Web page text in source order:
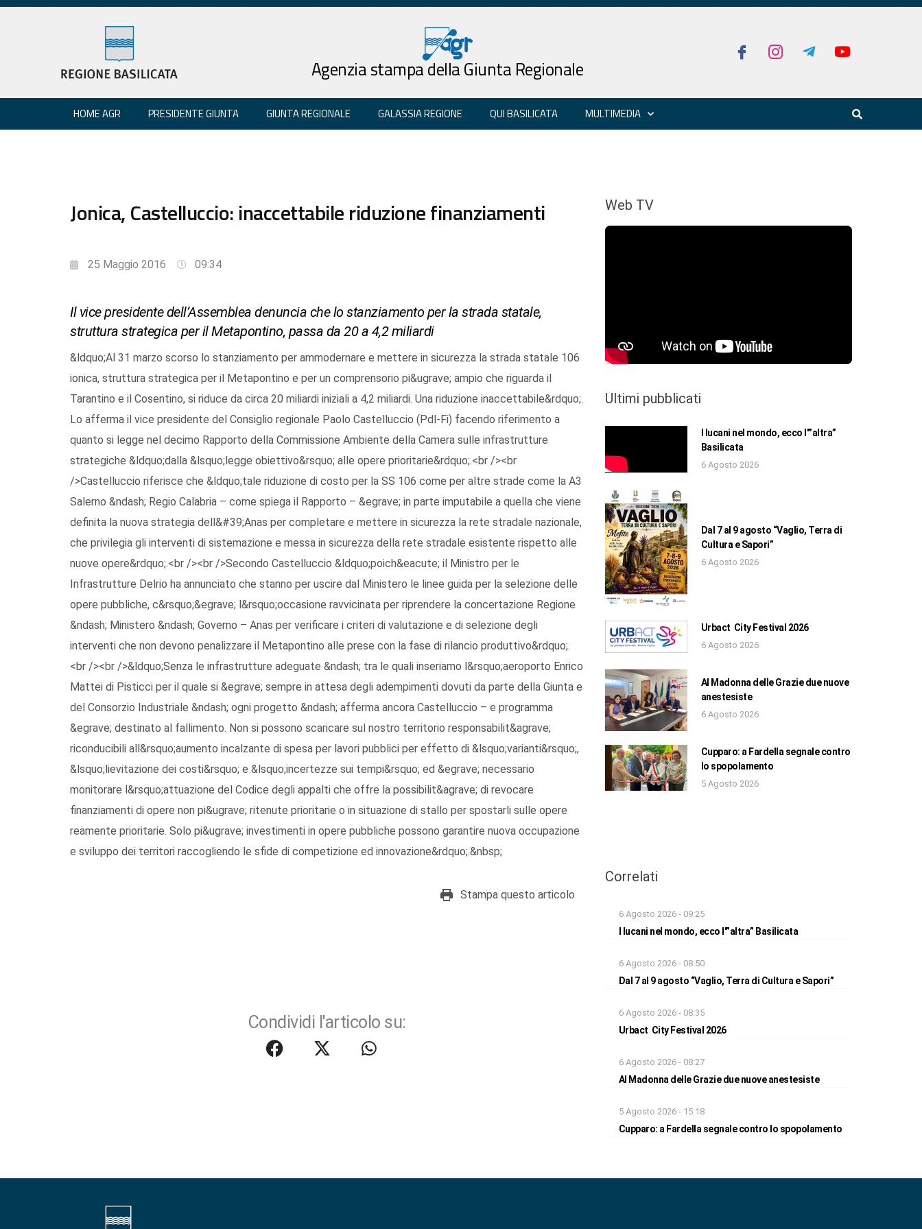
Agenzia stampa della Giunta Regionale
HOME AGR PRESIDENTE GIUNTA GIUNTA REGIONALE GALASSIA REGIONE QUI BASILICATA MULTIMEDIA
Jonica, Castelluccio: inaccettabile riduzione finanziamenti
25 Maggio 2016 09:34
Il vice presidente dell’Assemblea denuncia che lo stanziamento per la strada statale,
struttura strategica per il Metapontino, passa da 20 a 4,2 miliardi
&ldquo;Al 31 marzo scorso lo stanziamento per ammodernare e mettere in sicurezza la strada statale 106
ionica, struttura strategica per il Metapontino e per un comprensorio pi&ugrave; ampio che riguarda il
Tarantino e il Cosentino, si riduce da circa 20 miliardi iniziali a 4,2 miliardi. Una riduzione inaccettabile&rdquo;.
Lo afferma il vice presidente del Consiglio regionale Paolo Castelluccio (Pdl-Fi) facendo riferimento a
quanto si legge nel decimo Rapporto della Commissione Ambiente della Camera sulle infrastrutture
strategiche &ldquo;dalla &lsquo;legge obiettivo&rsquo; alle opere prioritarie&rdquo;.<br /><br
/>Castelluccio riferisce che &ldquo;tale riduzione di costo per la SS 106 come per altre strade come la A3
Salerno &ndash; Regio Calabria – come spiega il Rapporto – &egrave; in parte imputabile a quella che viene
definita la nuova strategia dell&#39;Anas per completare e mettere in sicurezza la rete stradale nazionale,
che privilegia gli interventi di sistemazione e messa in sicurezza della rete stradale esistente rispetto alle
nuove opere&rdquo;.<br /><br />Secondo Castelluccio &ldquo;poich&eacute; il Ministro per le
Infrastrutture Delrio ha annunciato che stanno per uscire dal Ministero le linee guida per la selezione delle
opere pubbliche, c&rsquo;&egrave; l&rsquo;occasione ravvicinata per riprendere la concertazione Regione
&ndash; Ministero &ndash; Governo – Anas per verificare i criteri di valutazione e di selezione degli
interventi che non devono penalizzare il Metapontino alle prese con la fase di rilancio produttivo&rdquo;.
<br /><br />&ldquo;Senza le infrastrutture adeguate &ndash; tra le quali inseriamo l&rsquo;aeroporto Enrico
Mattei di Pisticci per il quale si &egrave; sempre in attesa degli adempimenti dovuti da parte della Giunta e
del Consorzio Industriale &ndash; ogni progetto &ndash; afferma ancora Castelluccio – e programma
&egrave; destinato al fallimento. Non si possono scaricare sul nostro territorio responsabilit&agrave;
riconducibili all&rsquo;aumento incalzante di spesa per lavori pubblici per effetto di &lsquo;varianti&rsquo;,
&lsquo;lievitazione dei costi&rsquo; e &lsquo;incertezze sui tempi&rsquo; ed &egrave; necessario
monitorare l&rsquo;attuazione del Codice degli appalti che offre la possibilit&agrave; di revocare
finanziamenti di opere non pi&ugrave; ritenute prioritarie o in situazione di stallo per spostarli sulle opere
reamente prioritarie. Solo pi&ugrave; investimenti in opere pubbliche possono garantire nuova occupazione
e sviluppo dei territori raccogliendo le sfide di competizione ed innovazione&rdquo;.&nbsp;
Stampa questo articolo
Condividi l'articolo su:
Web TV
Ultimi pubblicati
I lucani nel mondo, ecco l'”altra”
Basilicata
6 Agosto 2026
Dal 7 al 9 agosto “Vaglio, Terra di
Cultura e Sapori”
6 Agosto 2026
Urbact City Festival 2026
6 Agosto 2026
Al Madonna delle Grazie due nuove
anestesiste
6 Agosto 2026
Cupparo: a Fardella segnale contro
lo spopolamento
5 Agosto 2026
Correlati
6 Agosto 2026 - 09:25
I lucani nel mondo, ecco l'”altra” Basilicata
6 Agosto 2026 - 08:50
Dal 7 al 9 agosto “Vaglio, Terra di Cultura e Sapori”
6 Agosto 2026 - 08:35
Urbact City Festival 2026
6 Agosto 2026 - 08:27
Al Madonna delle Grazie due nuove anestesiste
5 Agosto 2026 - 15:18
Cupparo: a Fardella segnale contro lo spopolamento